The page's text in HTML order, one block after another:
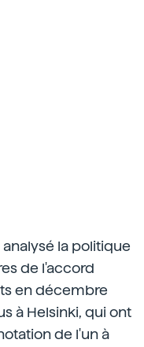
la politique
de l'accord
en décembre
à Helsinki, qui ont
de l'un à